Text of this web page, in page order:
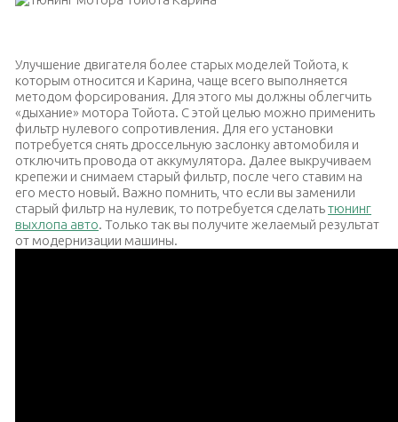
Улучшение двигателя более старых моделей Тойота, к
которым относится и Карина, чаще всего выполняется
методом форсирования. Для этого мы должны облегчить
«дыхание» мотора Тойота. С этой целью можно применить
фильтр нулевого сопротивления. Для его установки
потребуется снять дроссельную заслонку автомобиля и
отключить провода от аккумулятора. Далее выкручиваем
крепежи и снимаем старый фильтр, после чего ставим на
его место новый. Важно помнить, что если вы заменили
старый фильтр на нулевик, то потребуется сделатьтюнинг
выхлопа авто. Только так вы получите желаемый результат
от модернизации машины.